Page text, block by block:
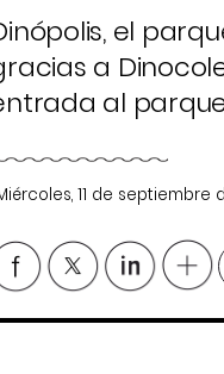
el
a
al
11 de septiembre